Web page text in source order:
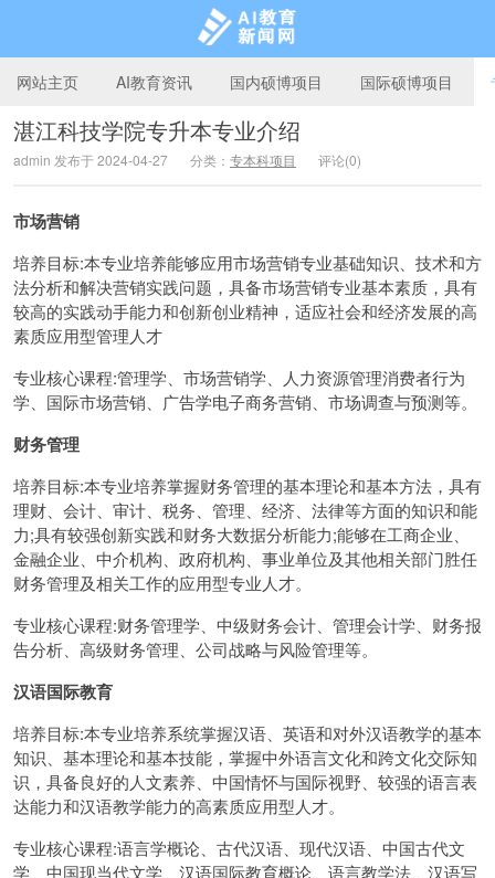
AI教育新闻网
网站主页 AI教育资讯 国内硕博项目 国际硕博项目
湛江科技学院专升本专业介绍
admin 发布于 2024-04-27 分类： 专本科项目 评论(0)
市场营销
培养目标:本专业培养能够应用市场营销专业基础知识、技术和方
法分析和解决营销实践问题，具备市场营销专业基本素质，具有
较高的实践动手能力和创新创业精神，适应社会和经济发展的高
素质应用型管理人才
专业核心课程:管理学、市场营销学、人力资源管理消费者行为
学、国际市场营销、广告学电子商务营销、市场调查与预测等。
财务管理
培养目标:本专业培养掌握财务管理的基本理论和基本方法，具有
理财、会计、审计、税务、管理、经济、法律等方面的知识和能
力;具有较强创新实践和财务大数据分析能力;能够在工商企业、
金融企业、中介机构、政府机构、事业单位及其他相关部门胜任
财务管理及相关工作的应用型专业人才。
专业核心课程:财务管理学、中级财务会计、管理会计学、财务报
告分析、高级财务管理、公司战略与风险管理等。
汉语国际教育
培养目标:本专业培养系统掌握汉语、英语和对外汉语教学的基本
知识、基本理论和基本技能，掌握中外语言文化和跨文化交际知
识，具备良好的人文素养、中国情怀与国际视野、较强的语言表
达能力和汉语教学能力的高素质应用型人才。
专业核心课程:语言学概论、古代汉语、现代汉语、中国古代文
学、中国现当代文学、汉语国际教育概论、语言教学法、汉语写